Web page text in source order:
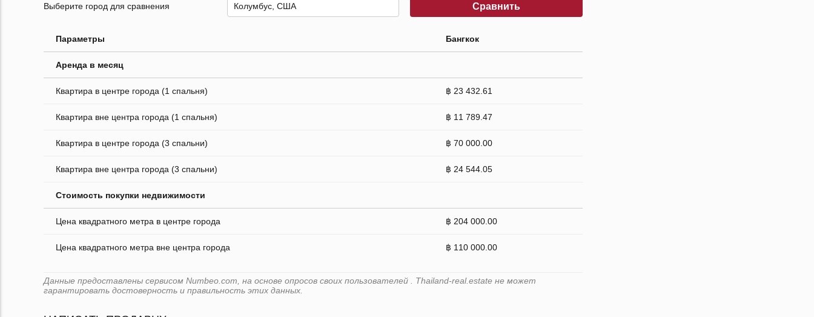
Выберите город для сравнения Сравнить
Параметры Бангкок
Аренда в месяц
Квартира в центре города (1 спальня) ฿ 23 432.61
Квартира вне центра города (1 спальня) ฿ 11 789.47
Квартира в центре города (3 спальни) ฿ 70 000.00
Квартира вне центра города (3 спальни) ฿ 24 544.05
Стоимость покупки недвижимости
Цена квадратного метра в центре города ฿ 204 000.00
Цена квадратного метра вне центра города ฿ 110 000.00
Данные предоставлены сервисом Numbeo.com, на основе опросов своих пользователей . Thailand-real.estate не может
гарантировать достоверность и правильность этих данных.